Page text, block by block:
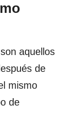
son aquellos
de
mismo
de